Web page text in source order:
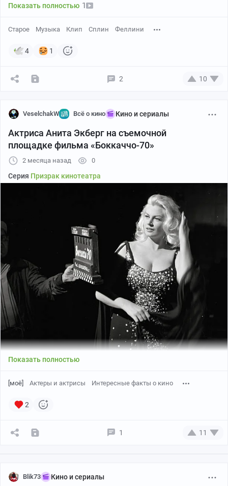
Показать полностью 1
Старое Музыка Клип Сплин Феллини
4 1
2 10
VeselchakW Всё о кино Кино и сериалы
Актриса Анита Экберг на съемочной
площадке фильма «Боккаччо-70»
2 месяца назад 0
Серия Призрак кинотеатра
Показать полностью
[моё] Актеры и актрисы Интересные факты о кино
2
1 11
Blik73 Кино и сериалы